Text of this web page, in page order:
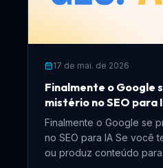
17 de mai. de 2026
Finalmente o Google
mistério no SEO para
Finalmente o Google se
no SEO para IA Se você
ou produz conteúdo